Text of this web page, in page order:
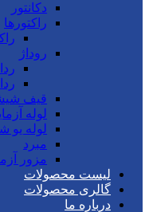
دکانتور
راکتورها
روداژ
قیف
لوله
لوله یو
مبرد
مزور
لیست محصولات
گالری محصولات
درباره ما